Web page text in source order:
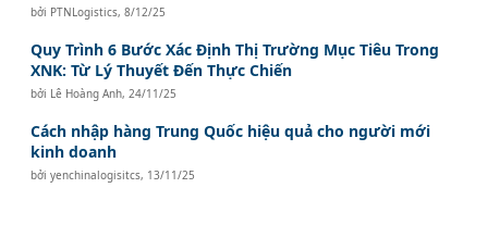
bởi PTNLogistics,8/12/25
Quy Trình 6 Bước Xác Định Thị Trường Mục Tiêu Trong
XNK: Từ Lý Thuyết Đến Thực Chiến
bởi Lê Hoàng Anh, 24/11/25
Cách nhập hàng Trung Quốc hiệu quả cho người mới
kinh doanh
bởiyenchinalogisitcs, 13/11/25